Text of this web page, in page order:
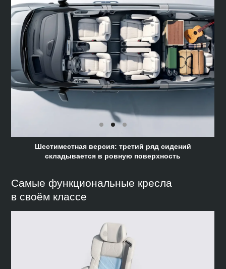
Шестиместная версия: третий ряд сидений
складывается в ровную поверхность
Самые функциональные кресла
в своём классе